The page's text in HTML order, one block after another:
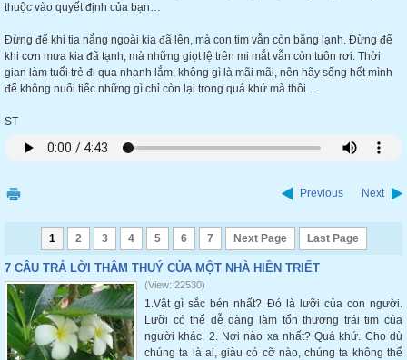
thuộc vào quyết định của bạn…
Đừng để khi tia nắng ngoài kia đã lên, mà con tim vẫn còn băng lạnh. Đừng để
khi cơn mưa kia đã tạnh, mà những giọt lệ trên mi mắt vẫn còn tuôn rơi. Thời
gian làm tuổi trẻ đi qua nhanh lắm, không gì là mãi mãi, nên hãy sống hết mình
để không nuối tiếc những gì chỉ còn lại trong quá khứ mà thôi…
ST
Previous Next
1 2 3 4 5 6 7 Next Page Last Page
7 CÂU TRẢ LỜI THÂM THUÝ CỦA MỘT NHÀ HIỀN TRIẾT
(View: 22530)
1.Vật gì sắc bén nhất? Đó là lưỡi của con người.
Lưỡi có thể dễ dàng làm tổn thương trái tim của
người khác. 2. Nơi nào xa nhất? Quá khứ. Cho dù
chúng ta là ai, giàu có cỡ nào, chúng ta không thể